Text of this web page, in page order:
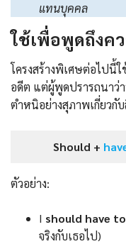
แทนบุคคล
ใช้เพื่อพูดถึงค
โครงสร้างพิเศษต่อไปนี้
อดีต แต่ผู้พูดปรารถนาว่
ตำหนิอย่างสุภาพเกี่ยวกั
Should +
ตัวอย่าง:
I should have
จริงกับเธอไป)